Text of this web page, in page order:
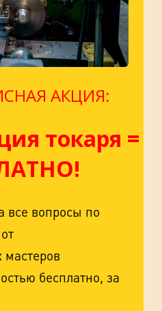
АКЦИЯ:
токаря =
все вопросы по
бесплатно, за